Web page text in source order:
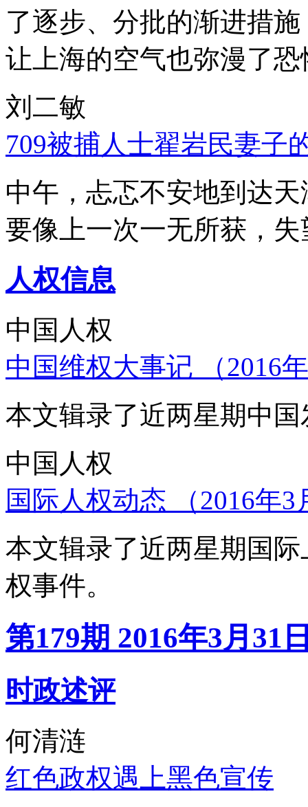
了逐步、分批的渐进措
让上海的空气也弥漫了
刘二敏
709被捕人士翟岩民妻子
中午，忐忑不安地到达
要像上一次一无所获，
人权信息
中国人权
中国维权大事记 （2016
本文辑录了近两星期中
中国人权
国际人权动态 （2016年
本文辑录了近两星期国
权事件。
第179期 2016年3月31
时政述评
何清涟
红色政权遇上黑色宣传